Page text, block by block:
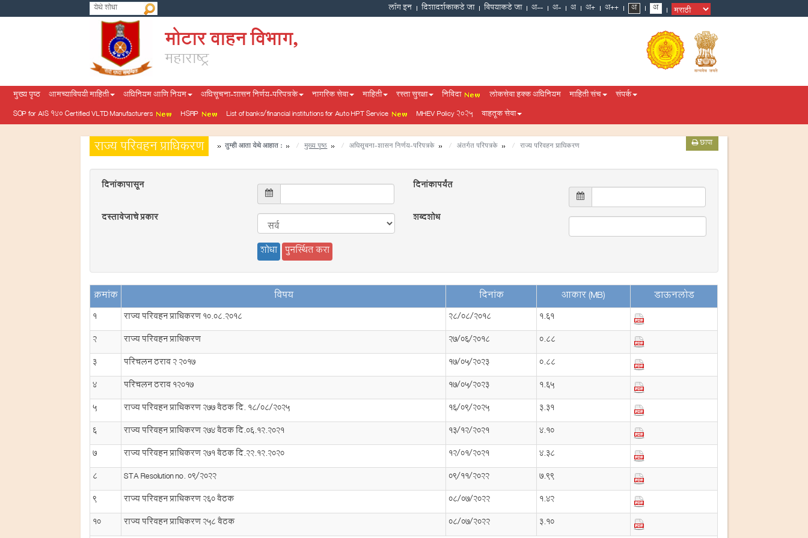
दिशादर्शकाकडे जा विषयाकडे जा
मोटार वाहन विभाग,
महाराष्ट्र
मुख्य पृष्ठ आमच्याविषयी माहिती अधिनियम आणि नियम अधिसूचना-शासन निर्णय-परिपत्रके नागरिक सेवा माहिती रस्ता सुरक्षा निविदा लोकसेवा हक्क अधिनियम माहिती संच
संपर्क
SOP for AIS 140 Certified VLTD Manufacturers
HSRP List of banks/financial institutions for Auto HPT Service MHEV Policy 2025 वाहतूक सेवा
राज्य परिवहन प्राधिकरण तुम्ही आता येथे आहात : मुख्य पृष्ठ अधिसूचना-शासन निर्णय-परिपत्रके अंतर्गत परिपत्रके राज्य परिवहन प्राधिकरण छापा
दिनांकापासून
दिनांकापर्यंत
दस्तावेजाचे प्रकार
शब्दशोध
क्रमांक विषय दिनांक आकार (MB) डाऊनलोड
1 राज्य परिवहन प्राधिकरण 10.08.2018 28/08/2018
1.61
2
राज्य परिवहन प्राधिकरण 27/06/2018
0.88
3
परिचलन ठराव 2 2017 17/05/2023
0.88
4
परिचलन ठराव 12017 17/05/2023
1.65
5
राज्य परिवहन प्राधिकरण 277 बैठक दि. 18/08/2025 16/09/2025
3.31
6
राज्य परिवहन प्राधिकरण 274 बैठक दि.06.12.2021 13/12/2021
4.10
7
राज्य परिवहन प्राधिकरण 271 बैठक दि.22.12.2020 12/01/2021
4.38
8
STA Resolution no. 09/2022 09/11/2022
7.99
9
राज्य परिवहन प्राधिकरण 260 बैठक 08/07/2022
1.42
10
राज्य परिवहन प्राधिकरण 258 बैठक 08/07/2022 3.10